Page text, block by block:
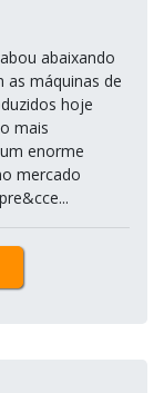
abaixando
máquinas de
hoje
mais
enorme
mercado